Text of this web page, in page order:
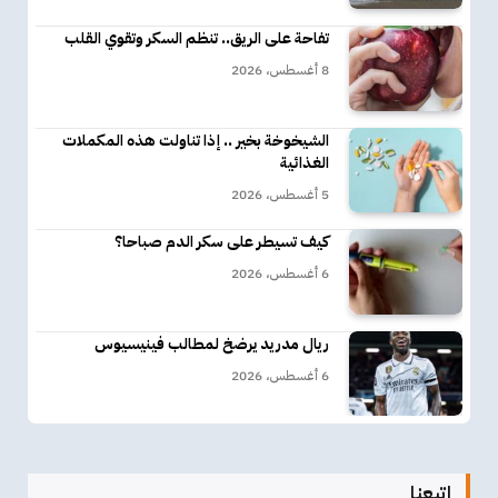
تفاحة على الريق.. تنظم السكر وتقوي القلب
8 أغسطس، 2026
الشيخوخة بخير .. إذا تناولت هذه المكملات
الغذائية
5 أغسطس، 2026
كيف تسيطر على سكر الدم صباحا؟
6 أغسطس، 2026
ريال مدريد يرضخ لمطالب فينيسيوس
6 أغسطس، 2026